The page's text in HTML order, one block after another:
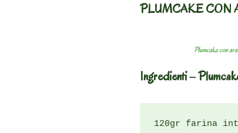
PLUMCAKE CON
Plumcake con
Ingredienti –
120gr farina